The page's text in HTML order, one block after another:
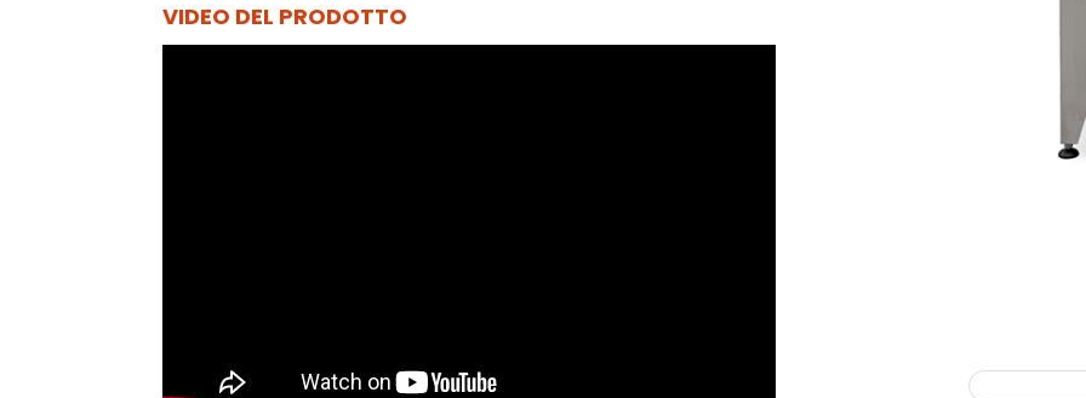
VIDEO DEL PRODOTTO